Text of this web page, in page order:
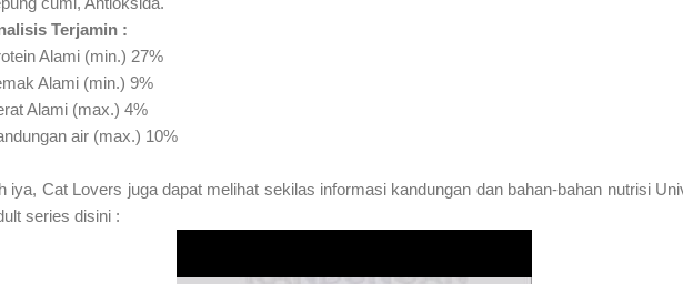
Terjamin :
Alami (min.) 27%
Alami (min.) 9%
Alami (max.) 4%
air (max.) 10%
iya, Cat Lovers juga dapat melihat sekilas informasi kandungan dan bahan-bahan nutrisi
series disini :